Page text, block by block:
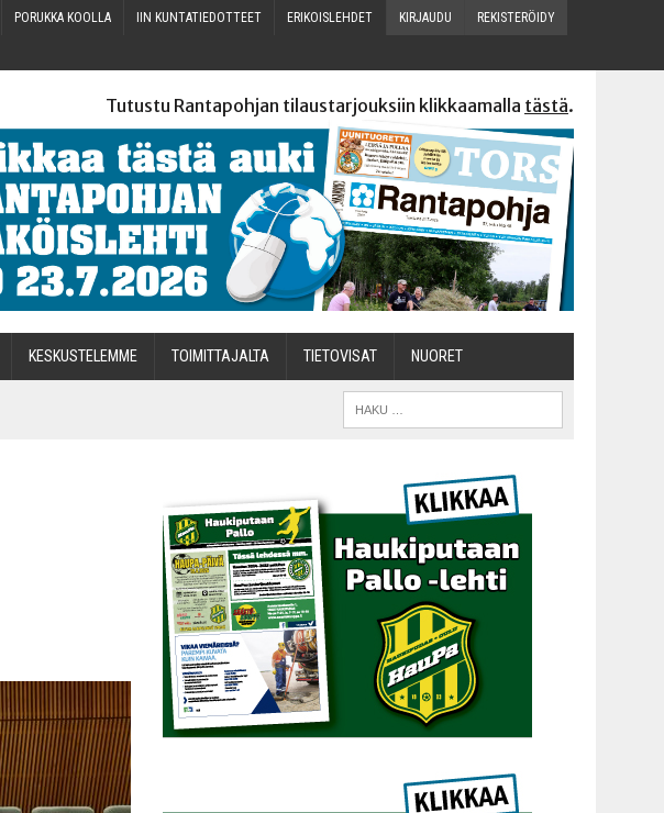
PORUK­KA KOOLLA IIN KUN­TA­TIE­DOT­TEET ERI­KOIS­LEH­DET KIR­JAU­DU REKIS­TE­RÖI­DY
Tutustu Rantapohjan tilaustarjouksiin klikkaamalla tästä.
KES­KUS­TE­LEM­ME TOI­MIT­TA­JAL­TA TIETOVISAT NUO­RET